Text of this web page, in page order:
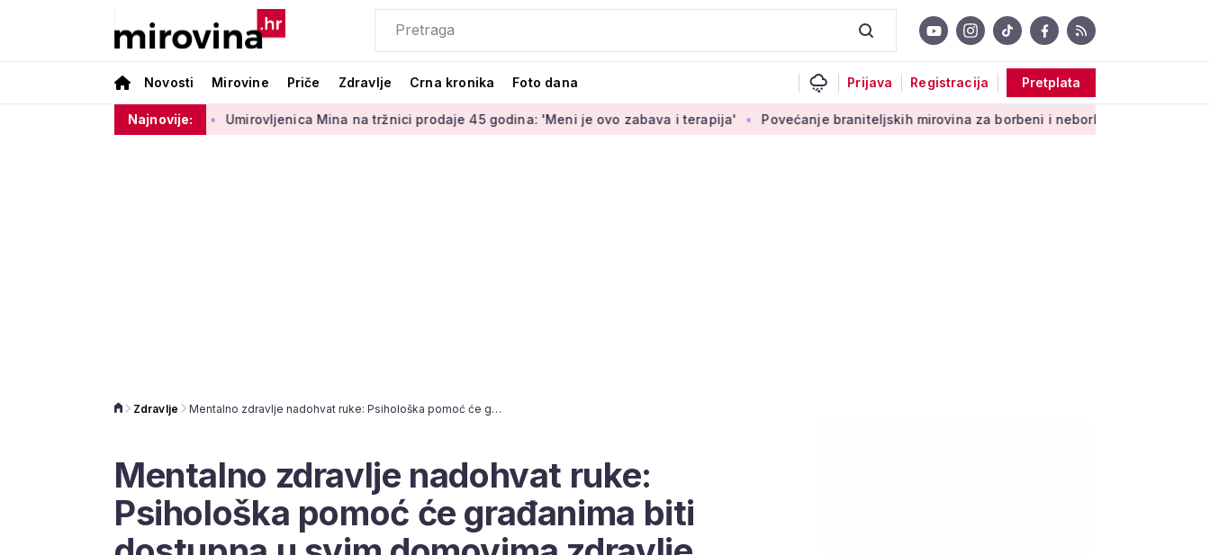
Novosti Mirovine Priče Zdravlje Crna kronika Foto dana Prijava Registracija Pretplata
Najnovije:
Umirovljenica Mina na tržnici prodaje 45 godina: 'Meni je ovo zabava i terapija' Povećanje braniteljskih mirovina za borbeni i neborbeni sektor od početka 2027.
Zdravlje Mentalno zdravlje nadohvat ruke: Psihološka pomoć će građanima biti dostupna u svim domovima zdravlje
Mentalno zdravlje nadohvat ruke:
Psihološka pomoć će građanima biti